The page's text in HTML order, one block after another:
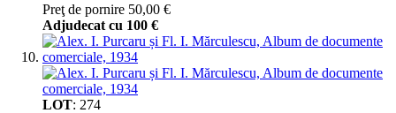
Preţ de pornire 50,00 €
Adjudecat cu 100 €
LOT: 274